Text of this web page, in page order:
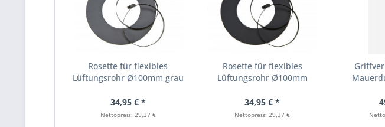
Rosette für flexibles
Lüftungsrohr Ø100mm grau
34,95 € *
Nettopreis: 29,37 €
Rosette für flexibles
Lüftungsrohr Ø100mm
34,95 € *
Nettopreis: 29,37 €